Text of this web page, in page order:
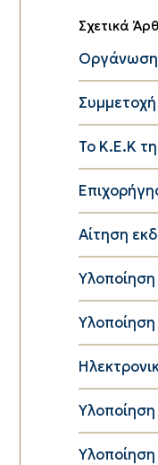
Σχετικά
Οργάνωση
Το K.E.K
Αίτηση